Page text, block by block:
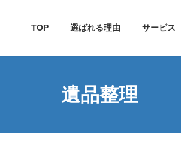
TOP 選ばれる理由 サービス
遺品整理